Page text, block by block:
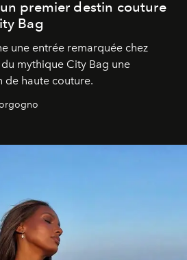
premier destin couture
Bag
une entrée remarquée chez
mythique City Bag une
de haute couture.